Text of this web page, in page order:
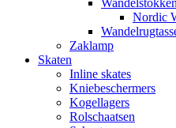
Wandelstokken
Nordic
Zaklamp
Skaten
Inline skates
Kniebeschermers
Kogellagers
Rolschaatsen